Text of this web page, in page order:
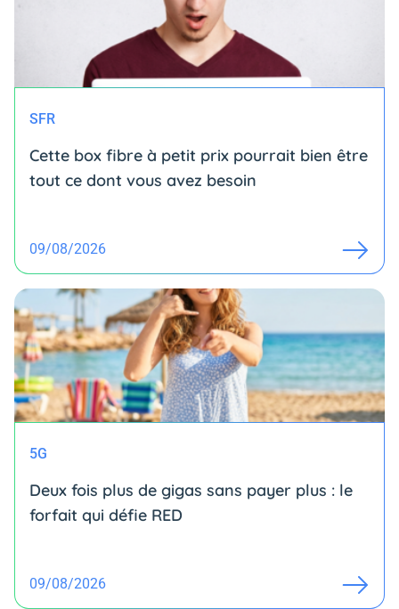
SFR
Cette box fibre à petit prix pourrait bien être
tout ce dont vous avez besoin
09/08/2026
5G
Deux fois plus de gigas sans payer plus : le
forfait qui défie RED
09/08/2026